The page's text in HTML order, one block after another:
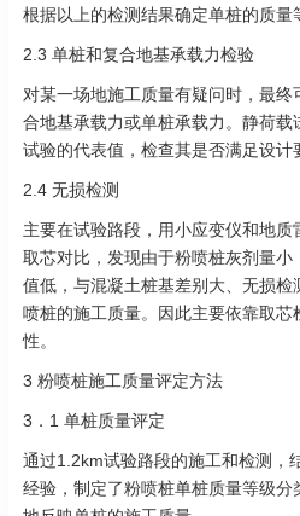
根据以上的检测结果确定单桩的质量
2.3 单桩和复合地基承载力检验
对某一场地施工质量有疑问时，最终
合地基承载力或单桩承载力。静荷
试验的代表值，检查其是否满足设计
2.4 无损检测
主要在试验路段，用小应变仪和地
取芯对比，发现由于粉喷桩灰剂量
值低，与混凝土桩基差别大、无损
喷桩的施工质量。因此主要依靠取
性。
3 粉喷桩施工质量评定方法
3．1 单桩质量评定
通过1.2km试验路段的施工和检测，
经验，制定了粉喷桩单桩质量等级